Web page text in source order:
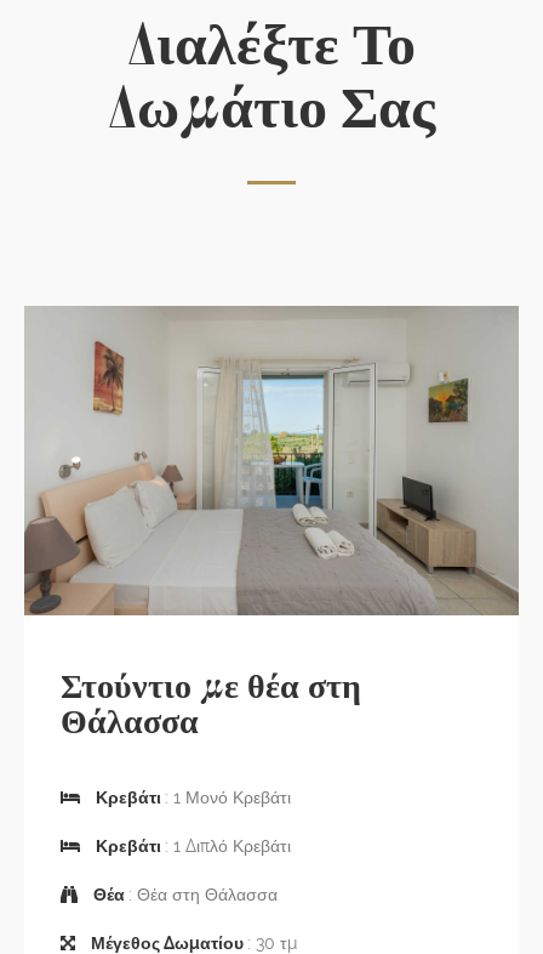
Διαλέξτε Το
Δωμάτιο Σας
Στούντιο με θέα στη
Θάλασσα
Κρεβάτι : 1 Μονό Κρεβάτι
Κρεβάτι : 1 Διπλό Κρεβάτι
Θέα : Θέα στη Θάλασσα
Μέγεθος Δωματίου : 30 τμ